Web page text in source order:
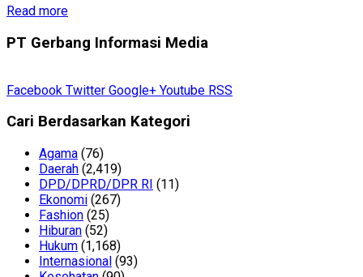
Read more
PT Gerbang Informasi Media
Facebook Twitter Google+ Youtube RSS
Cari Berdasarkan Kategori
Agama (76)
Daerah (2,419)
DPD/DPRD/DPR RI (11)
Ekonomi (267)
Fashion (25)
Hiburan (52)
Hukum (1,168)
Internasional (93)